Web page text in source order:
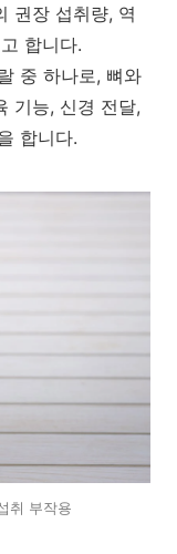
권장 섭취량, 역
합니다.
중 하나로, 뼈와
기능, 신경 전달,
합니다.
취 부작용